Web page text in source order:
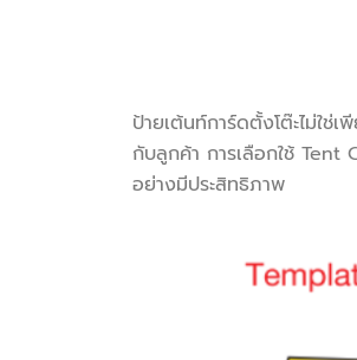
ป้ายเต้นท์การ์ดตั้งโต๊ะไม่ใช่
กับลูกค้า การเลือกใช้
อย่างมีประสิทธิภาพ